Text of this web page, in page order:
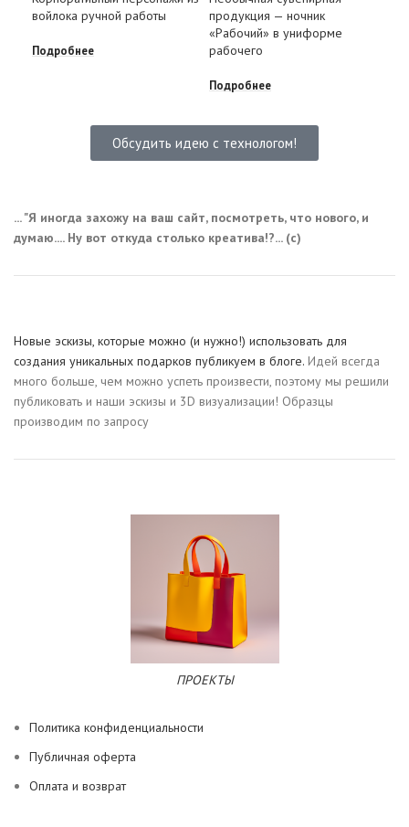
войлока ручной работы
Подробнее
продукция — ночник
«Рабочий» в униформе
рабочего
Подробнее
Обсудить идею с технологом!
... "Я иногда захожу на ваш сайт, посмотреть, что нового, и
думаю.... Ну вот откуда столько креатива!?... (с)
Новые эскизы, которые можно (и нужно!) использовать для
создания уникальных подарков публикуем в блоге. Идей всегда
много больше, чем можно успеть произвести, поэтому мы решили
публиковать и наши эскизы и 3D визуализации! Образцы
производим по запросу
ПРОЕКТЫ
Политика конфиденциальности
Публичная оферта
Оплата и возврат